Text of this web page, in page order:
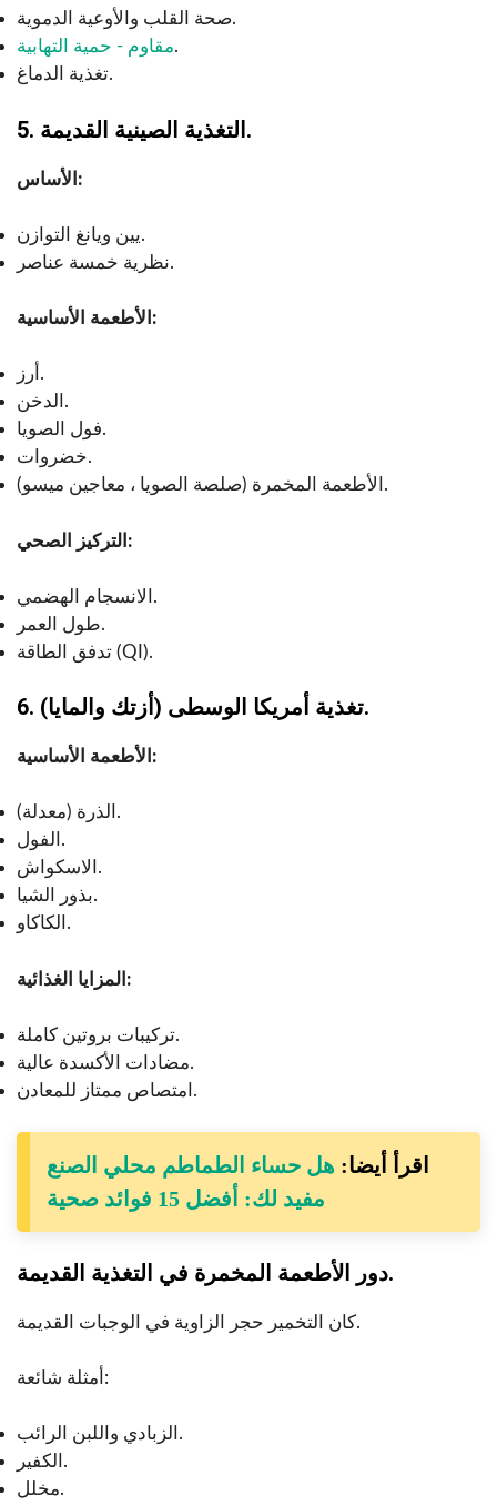
صحة القلب والأوعية الدموية.
مقاوم - حمية التهابية.
تغذية الدماغ.
5. التغذية الصينية القديمة.
الأساس:
يين ويانغ التوازن.
نظرية خمسة عناصر.
الأطعمة الأساسية:
أرز.
الدخن.
فول الصويا.
خضروات.
الأطعمة المخمرة (صلصة الصويا ، معاجين ميسو).
التركيز الصحي:
الانسجام الهضمي.
طول العمر.
تدفق الطاقة (QI).
6. تغذية أمريكا الوسطى (أزتك والمايا).
الأطعمة الأساسية:
الذرة (معدلة).
الفول.
الاسكواش.
بذور الشيا.
الكاكاو.
المزايا الغذائية:
تركيبات بروتين كاملة.
مضادات الأكسدة عالية.
امتصاص ممتاز للمعادن.
اقرأ أيضا: هل حساء الطماطم محلي الصنع
مفيد لك: أفضل 15 فوائد صحية
دور الأطعمة المخمرة في التغذية القديمة.
كان التخمير حجر الزاوية في الوجبات القديمة.
أمثلة شائعة:
الزبادي واللبن الرائب.
الكفير.
مخلل.